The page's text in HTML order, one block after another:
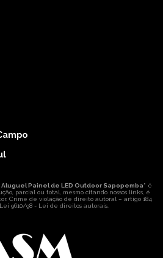
Aluguel Painel de LED Outdoor Sapopemba" é
parcial ou total, mesmo citando nossos links, é
Crime de violação de direito autoral – artigo 184
Lei 9610/98 - Lei de direitos autorais.